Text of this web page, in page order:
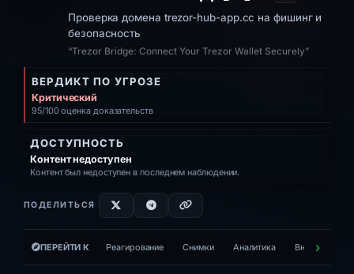
Проверка домена trezor-hub-app.cc на фишинг и
безопасность
“Trezor Bridge: Connect Your Trezor Wallet Securely”
ВЕРДИКТ ПО УГРОЗЕ
Критический
95/100 оценка доказательств
ДОСТУПНОСТЬ
Контент недоступен
Контент был недоступен в последнем наблюдении.
ПОДЕЛИТЬСЯ
ПЕРЕЙТИ К Реагирование Снимки Аналитика Внешние